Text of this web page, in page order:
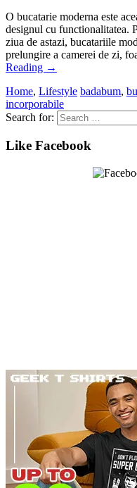
O bucatarie moderna este
designul cu functionalitatea.
ziua de astazi, bucatariile
prelungire a camerei de zi,
Reading →
Home, Lifestyle badabum,
incorporabile
Search for:
Like Facebook